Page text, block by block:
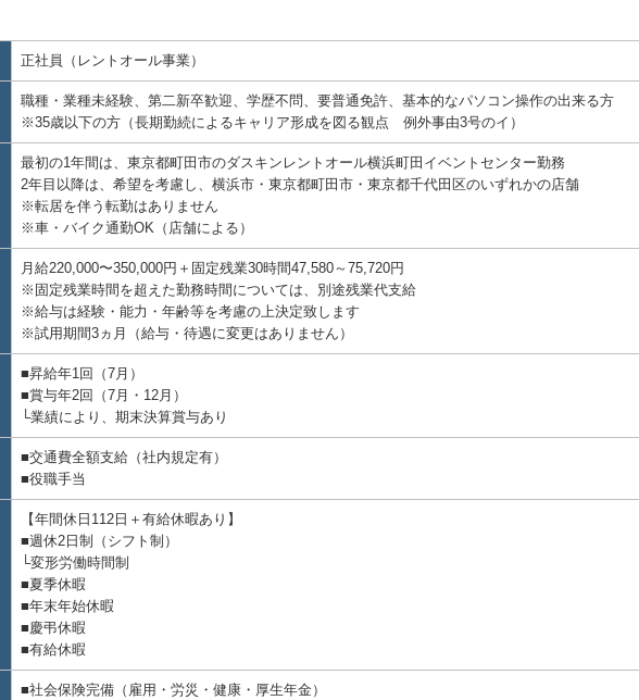
正社員（レントオール事業）
職種・業種未経験、第二新卒歓迎、学歴不問、要普通免許、基本的なパソコン操作の出来る方
※35歳以下の方（長期勤続によるキャリア形成を図る観点 例外事由3号のイ）
最初の1年間は、東京都町田市のダスキンレントオール横浜町田イベントセンター勤務
2年目以降は、希望を考慮し、横浜市・東京都町田市・東京都千代田区のいずれかの店舗
※転居を伴う転勤はありません
※⾞・バイク通勤OK（店舗による）
⽉給220,000〜350,000円＋固定残業30時間47,580～75,720円
※固定残業時間を超えた勤務時間については、別途残業代支給
※給与は経験・能⼒・年齢等を考慮の上決定致します
※試⽤期間3ヵ⽉（給与・待遇に変更はありません）
■昇給年1回（7⽉）
■賞与年2回（7⽉・12⽉）
└業績により、期末決算賞与あり
■交通費全額⽀給（社内規定有）
■役職⼿当
【年間休日112日＋有給休暇あり】
■週休2⽇制（シフト制）
└変形労働時間制
■夏季休暇
■年末年始休暇
■慶弔休暇
■有給休暇
■社会保険完備（雇⽤・労災・健康・厚⽣年⾦）